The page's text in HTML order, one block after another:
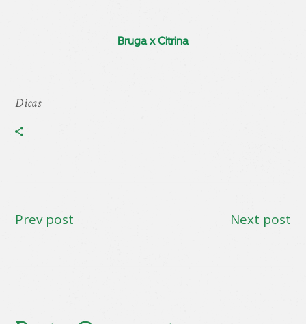
Bruga x Citrina
Dicas
Prev post Next post